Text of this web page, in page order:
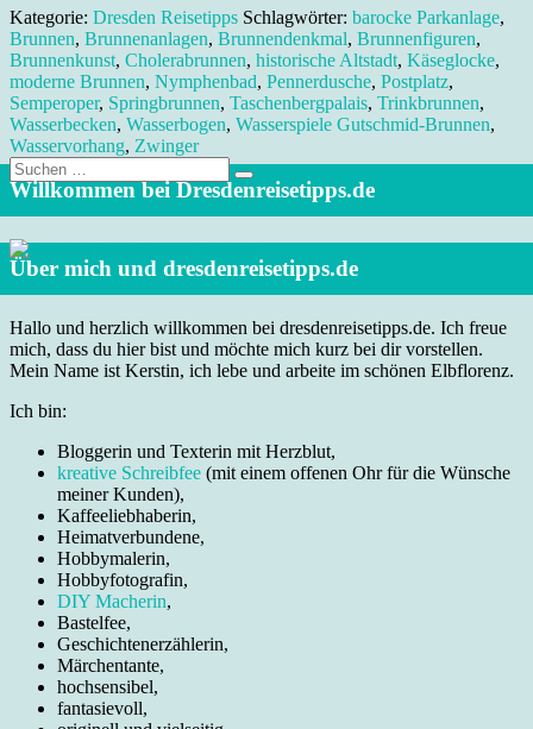
Kategorie: Dresden Reisetipps Schlagwörter: barocke Parkanlage,
Brunnen, Brunnenanlagen, Brunnendenkmal, Brunnenfiguren,
Brunnenkunst, Cholerabrunnen, historische Altstadt, Käseglocke,
moderne Brunnen, Nymphenbad, Pennerdusche, Postplatz,
Semperoper, Springbrunnen, Taschenbergpalais, Trinkbrunnen,
Wasserbecken, Wasserbogen, Wasserspiele Gutschmid-Brunnen,
Wasservorhang, Zwinger
Suche
nach:
Willkommen bei Dresdenreisetipps.de
Über mich und dresdenreisetipps.de
Hallo und herzlich willkommen bei dresdenreisetipps.de. Ich freue
mich, dass du hier bist und möchte mich kurz bei dir vorstellen.
Mein Name ist Kerstin, ich lebe und arbeite im schönen Elbflorenz.
Ich bin:
Bloggerin und Texterin mit Herzblut,
kreative Schreibfee (mit einem offenen Ohr für die Wünsche
meiner Kunden),
Kaffeeliebhaberin,
Heimatverbundene,
Hobbymalerin,
Hobbyfotografin,
DIY Macherin,
Bastelfee,
Geschichtenerzählerin,
Märchentante,
hochsensibel,
fantasievoll,